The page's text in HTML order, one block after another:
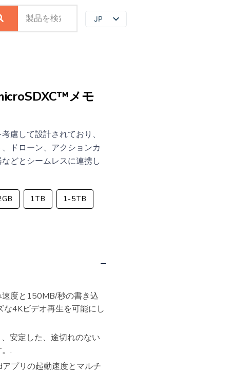
JP
メモ
慮して設計されており、
ドローン、アクションカ
どとシームレスに連携し
1TB 1-5TB
度と150MB/秒の書き込
4Kビデオ再生を可能にし
安定した、途切れのない
.
プリの起動速度とマルチ